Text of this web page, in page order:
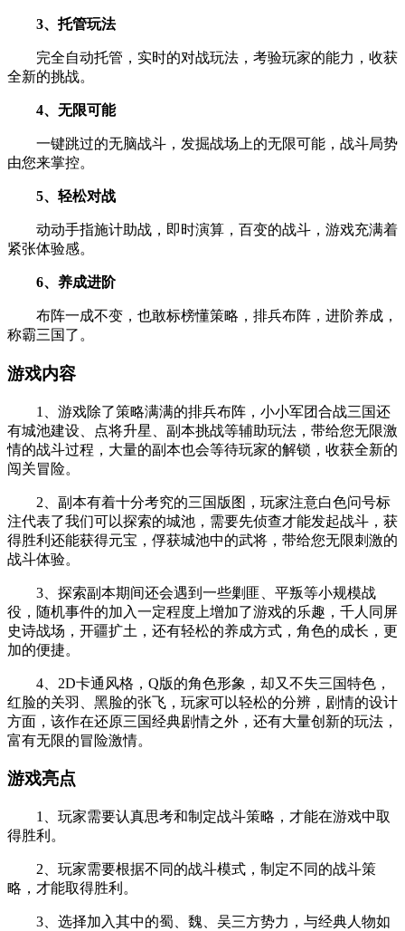
3、托管玩法
完全自动托管，实时的对战玩法，考验玩家的能力，收获
全新的挑战。
4、无限可能
一键跳过的无脑战斗，发掘战场上的无限可能，战斗局势
由您来掌控。
5、轻松对战
动动手指施计助战，即时演算，百变的战斗，游戏充满着
紧张体验感。
6、养成进阶
布阵一成不变，也敢标榜懂策略，排兵布阵，进阶养成，
称霸三国了。
游戏内容
1、游戏除了策略满满的排兵布阵，小小军团合战三国还
有城池建设、点将升星、副本挑战等辅助玩法，带给您无限激
情的战斗过程，大量的副本也会等待玩家的解锁，收获全新的
闯关冒险。
2、副本有着十分考究的三国版图，玩家注意白色问号标
注代表了我们可以探索的城池，需要先侦查才能发起战斗，获
得胜利还能获得元宝，俘获城池中的武将，带给您无限刺激的
战斗体验。
3、探索副本期间还会遇到一些剿匪、平叛等小规模战
役，随机事件的加入一定程度上增加了游戏的乐趣，千人同屏
史诗战场，开疆扩土，还有轻松的养成方式，角色的成长，更
加的便捷。
4、2D卡通风格，Q版的角色形象，却又不失三国特色，
红脸的关羽、黑脸的张飞，玩家可以轻松的分辨，剧情的设计
方面，该作在还原三国经典剧情之外，还有大量创新的玩法，
富有无限的冒险激情。
游戏亮点
1、玩家需要认真思考和制定战斗策略，才能在游戏中取
得胜利。
2、玩家需要根据不同的战斗模式，制定不同的战斗策
略，才能取得胜利。
3、选择加入其中的蜀、魏、吴三方势力，与经典人物如